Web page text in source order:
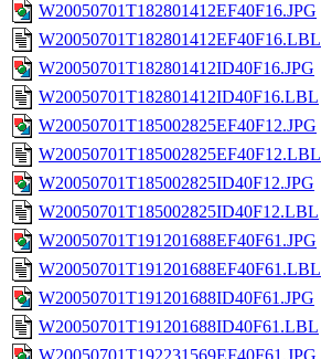
W20050701T182801412EF40F16.JPG
W20050701T182801412EF40F16.LBL
W20050701T182801412ID40F16.JPG
W20050701T182801412ID40F16.LBL
W20050701T185002825EF40F12.JPG
W20050701T185002825EF40F12.LBL
W20050701T185002825ID40F12.JPG
W20050701T185002825ID40F12.LBL
W20050701T191201688EF40F61.JPG
W20050701T191201688EF40F61.LBL
W20050701T191201688ID40F61.JPG
W20050701T191201688ID40F61.LBL